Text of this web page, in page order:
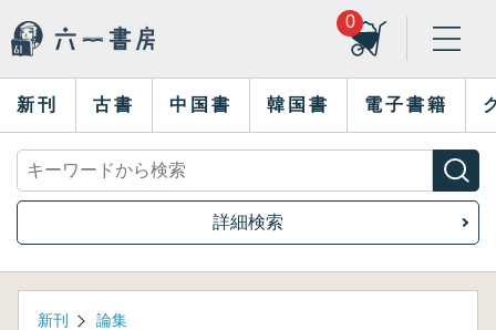
0
新刊 古書 中国書 韓国書 電子書籍
詳細検索
新刊 論集